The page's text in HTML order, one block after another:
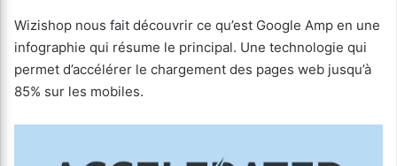
Wizishop nous fait découvrir ce qu’est Google Amp en une
infographie qui résume le principal. Une technologie qui
permet d’accélérer le chargement des pages web jusqu’à
85% sur les mobiles.